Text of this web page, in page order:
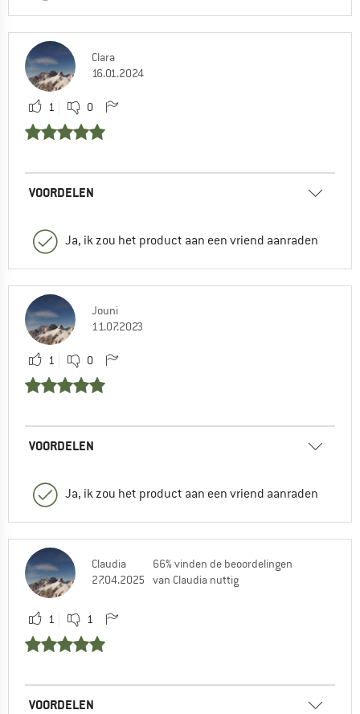
Clara
16.01.2024
1 0
VOORDELEN
Ja, ik zou het product aan een vriend aanraden
Jouni
11.07.2023
1 0
VOORDELEN
Ja, ik zou het product aan een vriend aanraden
Claudia
27.04.2025
66% vinden de beoordelingen
van Claudia nuttig
1 1
VOORDELEN